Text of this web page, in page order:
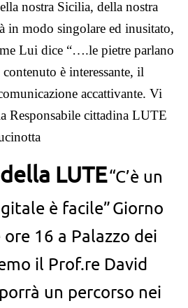
nostra Sicilia, della nostra
in modo singolare ed inusitato,
Lui dice “….le pietre parlano
è interessante, il
accattivante. Vi
Responsabile cittadina LUTE
LUTE“C’è un
è facile”Giorno
16 a Palazzo dei
il Prof.re David
un percorso nei